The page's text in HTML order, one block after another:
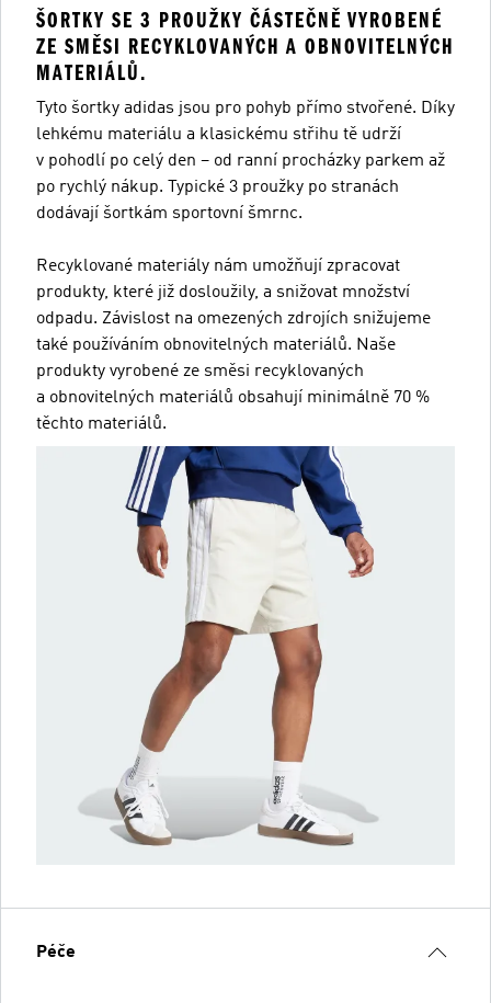
ŠORTKY SE 3 PROUŽKY ČÁSTEČNĚ VYROBENÉ
ZE SMĚSI RECYKLOVANÝCH A OBNOVITELNÝCH
MATERIÁLŮ.
Tyto šortky adidas jsou pro pohyb přímo stvořené. Díky
lehkému materiálu a klasickému střihu tě udrží
v pohodlí po celý den – od ranní procházky parkem až
po rychlý nákup. Typické 3 proužky po stranách
dodávají šortkám sportovní šmrnc.
Recyklované materiály nám umožňují zpracovat
produkty, které již dosloužily, a snižovat množství
odpadu. Závislost na omezených zdrojích snižujeme
také používáním obnovitelných materiálů. Naše
produkty vyrobené ze směsi recyklovaných
a obnovitelných materiálů obsahují minimálně 70 %
těchto materiálů.
Péče